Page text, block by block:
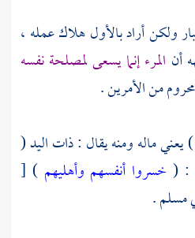
ولكن أراد بالأول هلاك عمله ،
أن المرء إنما يسعى لمصلحة نفسه
محروم من الأمرين .
) يعني ماله ومنه يقال : ذات اليد (
: ( خسروا أنفسهم وأهليهم) [
مسلم.